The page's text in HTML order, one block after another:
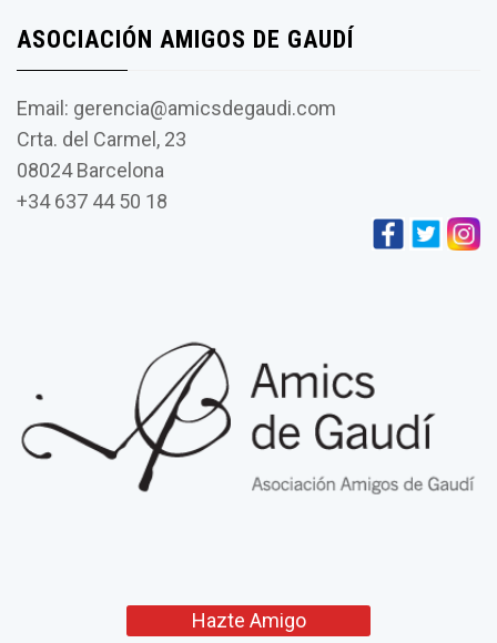
ASOCIACIÓN AMIGOS DE GAUDÍ
Email: gerencia@amicsdegaudi.com
Crta. del Carmel, 23
08024 Barcelona
+34 637 44 50 18
Hazte Amigo